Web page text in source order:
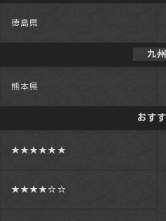
徳島県
九州
熊本県
おす
★★★★★★
★★★★☆☆